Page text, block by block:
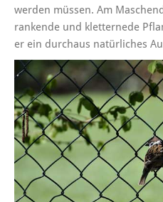
werden müssen. Am
rankende und kletternede
er ein durchaus natürliches